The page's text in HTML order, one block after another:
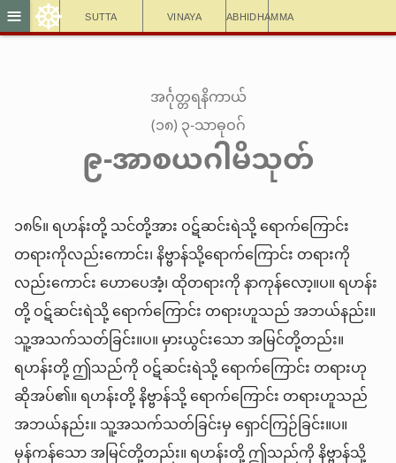
Sutta Vinaya Abhidhamma
≡ ☸
အင်္ဂုတ္တရနိကာယ်
(၁၈) ၃-သာဓုဝဂ်
၉-အာစယဂါမိသုတ်
၁၈၆။ ရဟန်းတို့ သင်တို့အား ဝဋ်ဆင်းရဲသို့ ရောက်ကြောင်း
တရားကိုလည်းကောင်း၊ နိဗ္ဗာန်သို့ရောက်ကြောင်း တရားကို
လည်းကောင်း ဟောပေအံ့၊ ထိုတရားကို နာကုန်လော့။ပ။ ရဟန်း
တို့ ဝဋ်ဆင်းရဲသို့ ရောက်ကြောင်း တရားဟူသည် အဘယ်နည်း။
သူ့အသက်သတ်ခြင်း။ပ။ မှားယွင်းသော အမြင်တို့တည်း။
ရဟန်းတို့ ဤသည်ကို ဝဋ်ဆင်းရဲသို့ ရောက်ကြောင်း တရားဟု
ဆိုအပ်၏။ ရဟန်းတို့ နိဗ္ဗာန်သို့ ရောက်ကြောင်း တရားဟူသည်
အဘယ်နည်း။ သူ့အသက်သတ်ခြင်းမှ ရှောင်ကြဉ်ခြင်း။ပ။
မှန်ကန်သော အမြင်တို့တည်း။ ရဟန်းတို့ ဤသည်ကို နိဗ္ဗာန်သို့